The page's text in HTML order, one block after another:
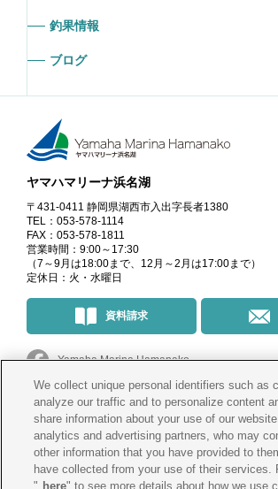
釣果情報
ブログ
ヤマハマリーナ浜名湖
〒431-0411 静岡県湖西市入出字長者1380
TEL：053-578-1114
FAX：053-578-1811
営業時間：9:00～17:30
（7～9月は18:00まで、12月～2月は17:00まで）
定休日：火・水曜日
資料請求
Yamaha Marina Hamanako
マリーナ・イベント情報＠
釣果情報@yamahamarina_hamanako
We collect unique personal identifiers such as
analyze our traffic and to personalize content
share information about your use of our
analytics and advertising partners, who may
other information that you have provided to
have collected from your use of their services.
" here" to see more details about how we use